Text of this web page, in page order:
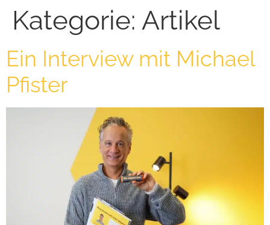
Kategorie: Artikel
Ein Interview mit Michael
Pfister